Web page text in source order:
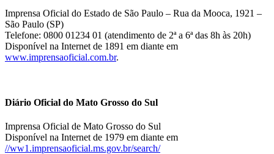
Imprensa Oficial do Estado de São Paulo – Rua da Mooca, 1921 –
São Paulo (SP)
Telefone: 0800 01234 01 (atendimento de 2ª a 6ª das 8h às 20h)
Disponível na Internet de 1891 em diante em
www.imprensaoficial.com.br.
Diário Oficial do Mato Grosso do Sul
Imprensa Oficial de Mato Grosso do Sul
Disponível na Internet de 1979 em diante em
//ww1.imprensaoficial.ms.gov.br/search/